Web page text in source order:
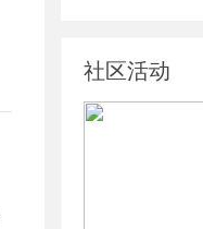
社区活动